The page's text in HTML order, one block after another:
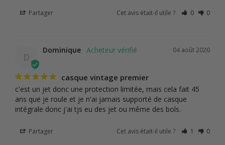
Partager Cet avis était-il utile ? 0 0
D
04 août 2020
Dominique
casque vintage premier
c'est un jet donc une protection limitée, mais cela fait 45
ans que je roule et je n'ai jamais supporté de casque
intégrale donc j'ai tjs eu des jet ou même des bols.
Partager Cet avis était-il utile ? 1 0